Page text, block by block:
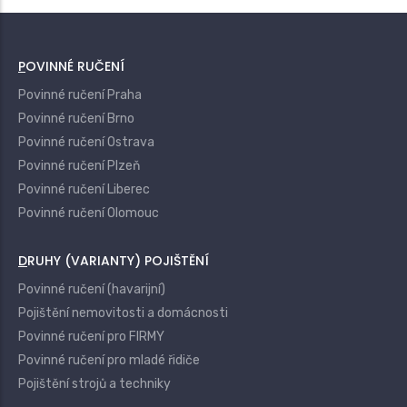
POVINNÉ RUČENÍ
Povinné ručení Praha
Povinné ručení Brno
Povinné ručení Ostrava
Povinné ručení Plzeň
Povinné ručení Liberec
Povinné ručení Olomouc
DRUHY (VARIANTY) POJIŠTĚNÍ
Povinné ručení (havarijní)
Pojištění nemovitosti a domácnosti
Povinné ručení pro FIRMY
Povinné ručení pro mladé řidiče
Pojištění strojů a techniky